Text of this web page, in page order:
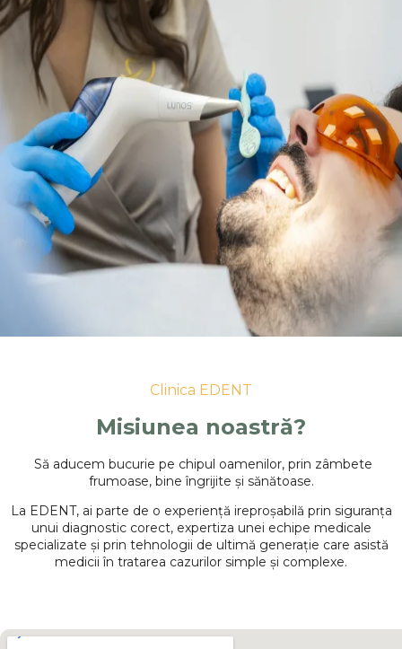
Clinica EDENT
Misiunea noastră?
Să aducem bucurie pe chipul oamenilor, prin zâmbete
frumoase, bine îngrijite și sănătoase.
La EDENT, ai parte de o experiență ireproșabilă prin siguranța
unui diagnostic corect, expertiza unei echipe medicale
specializate și prin tehnologii de ultimă generație care asistă
medicii în tratarea cazurilor simple și complexe.